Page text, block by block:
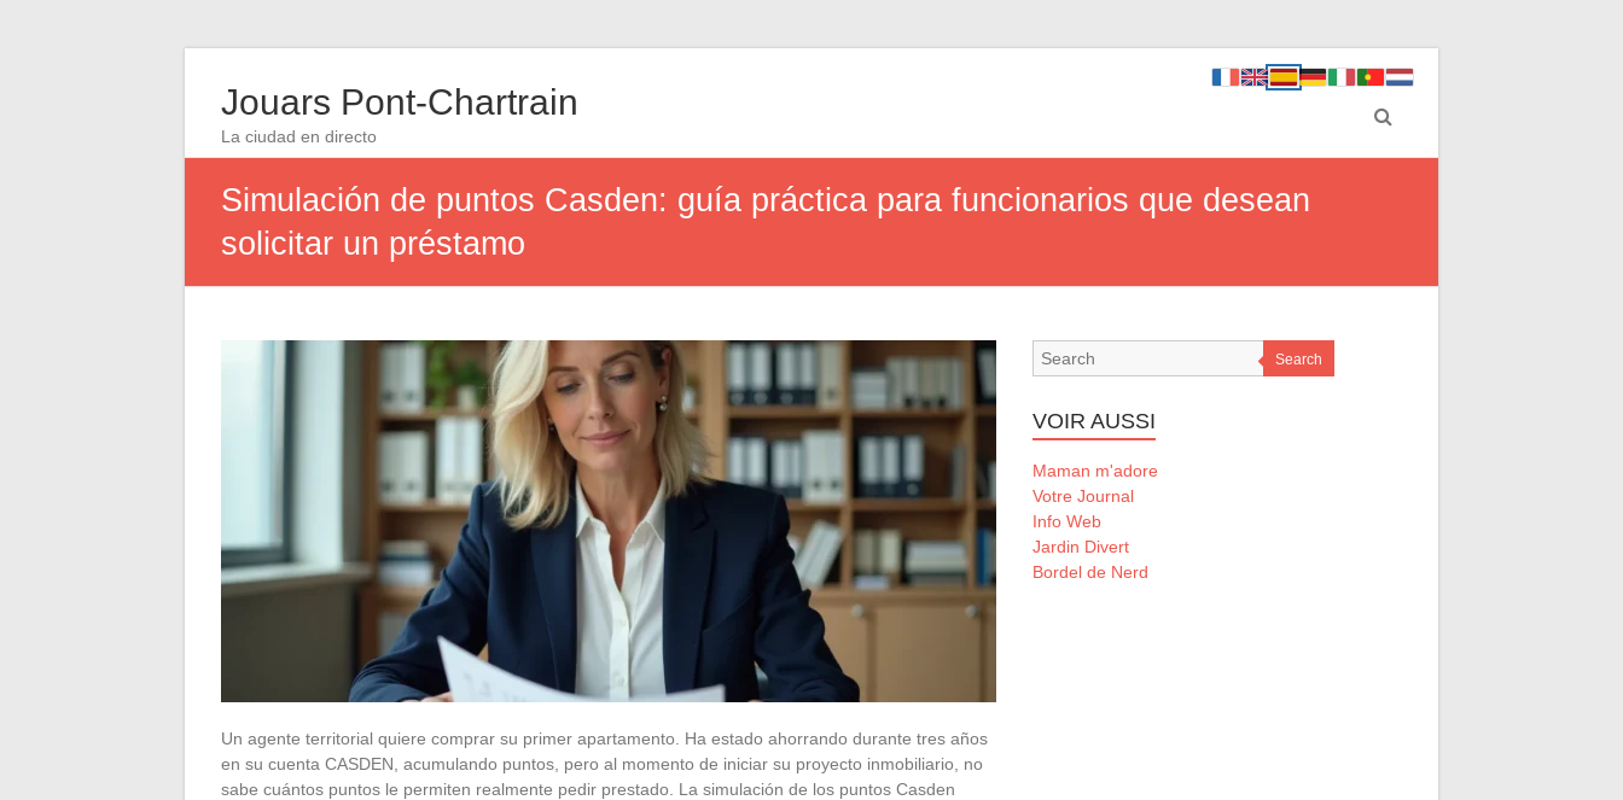
Jouars Pont-Chartrain
La ciudad en directo
Simulación de puntos Casden: guía práctica para funcionarios que desean
solicitar un préstamo
Un agente territorial quiere comprar su primer apartamento. Ha estado ahorrando durante tres años
en su cuenta CASDEN, acumulando puntos, pero al momento de iniciar su proyecto inmobiliario, no
sabe cuántos puntos le permiten realmente pedir prestado. La simulación de los puntos Casden
Search
VOIR AUSSI
Maman m'adore
Votre Journal
Info Web
Jardin Divert
Bordel de Nerd